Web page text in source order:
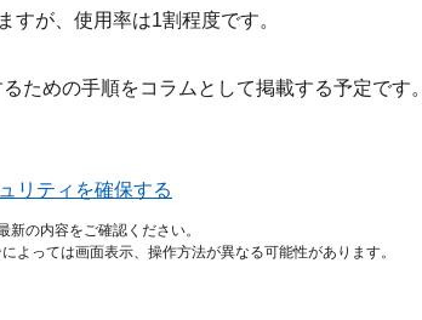
すが、使用率は1割程度です。
ための手順をコラムとして掲載する予定です。
リティを確保する
の内容をご確認ください。
よっては画面表示、操作方法が異なる可能性があります。